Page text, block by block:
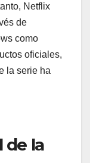
Netflix
de
como
oficiales,
la serie ha
de la